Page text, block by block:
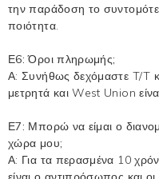
την παράδοση το
ποιότητα.
Ε6: Όροι πληρωμής;
Α: Συνήθως δεχόμαστε T/T
μετρητά και West Union
Ε7: Μπορώ να είμαι ο
χώρα μου;
Α: Για τα περασμένα 10